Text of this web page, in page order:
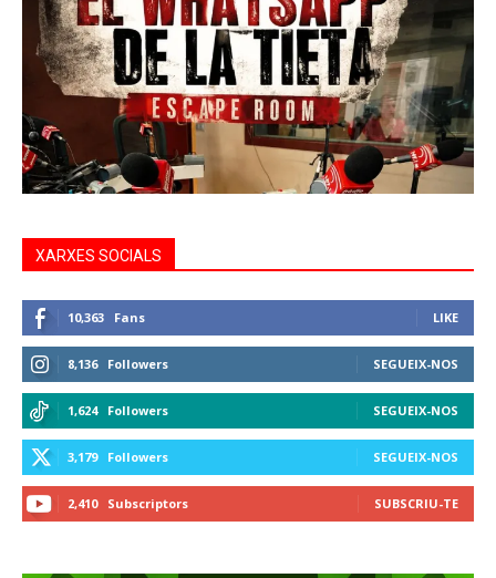
XARXES SOCIALS
10,363 Fans LIKE
8,136 Followers SEGUEIX-NOS
1,624 Followers SEGUEIX-NOS
3,179 Followers SEGUEIX-NOS
2,410 Subscriptors SUBSCRIU-TE